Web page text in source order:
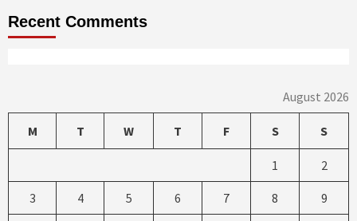
Recent Comments
August 2026
M T W T F S S
1 2
3 4 5 6 7 8 9